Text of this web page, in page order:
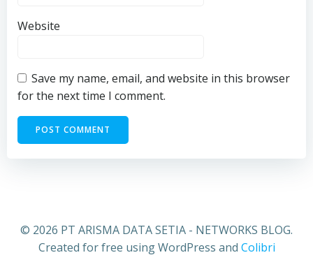
Website
Save my name, email, and website in this browser
for the next time I comment.
© 2026 PT ARISMA DATA SETIA - NETWORKS BLOG.
Created for free using WordPress and Colibri